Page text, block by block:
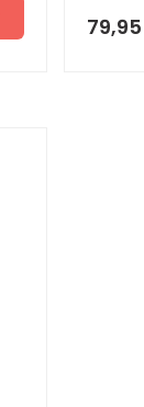
79,95